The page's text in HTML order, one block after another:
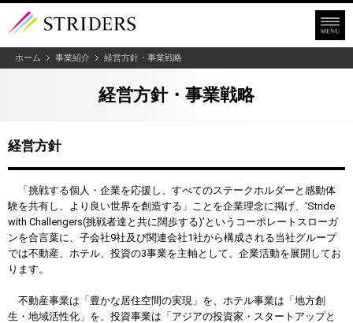
ホーム 事業紹介 経営方針・事業戦略
経営方針・事業戦略
経営方針
「挑戦する個人・企業を応援し、すべてのステークホルダーと感動体
験を共有し、より良い世界を創造する」ことを企業理念に掲げ、‘Stride
with Challengers(挑戦者達と共に闊歩する)’というコーポレートスローガ
ンを合言葉に、子会社9社及び関連会社1社から構成される当社グループ
では不動産、ホテル、投資の3事業を主軸として、企業活動を展開してお
ります。
不動産事業は「豊かな居住空間の実現」を、ホテル事業は「地方創
生・地域活性化」を、投資事業は「アジアの投資家・スタートアップと